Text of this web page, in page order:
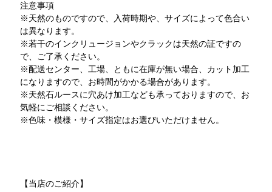
注意事項
※天然のものですので、入荷時期や、サイズによって色合い
は異なります。
※若干のインクリュージョンやクラックは天然の証ですの
で、ご了承ください。
※配送センター、工場、ともに在庫が無い場合、カット加工
になりますので、お時間がかかる場合があります。
※天然石ルースに穴あけ加工なども承っておりますので、お
気軽にご相談ください。
※色味・模様・サイズ指定はお選びいただけません。
【当店のご紹介】